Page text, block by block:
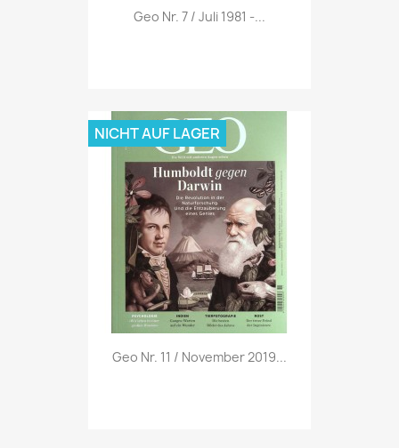
 Vorschau
Geo Nr. 7 / Juli 1981 -...
Vorschau
Geo Nr. 11 / November 2019...
NICHT AUF LAGER